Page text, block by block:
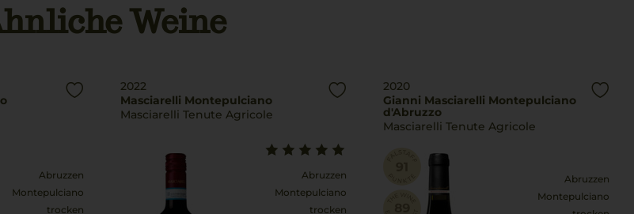
Weine
Abruzzen
Montepulciano
trocken
2022
Masciarelli Montepulciano
Masciarelli Tenute Agricole
Abruzzen
Montepulciano
trocken
2020
Gianni Masciarelli Montepulciano
d'Abruzzo
Masciarelli Tenute Agricole
Abruzzen
Montepulciano